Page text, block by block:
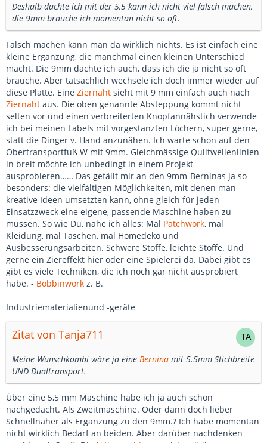
Deshalb dachte ich mit der 5,5 kann ich nicht viel falsch machen,
die 9mm brauche ich momentan nicht so oft.
Falsch machen kann man da wirklich nichts. Es ist einfach eine
kleine Ergänzung, die manchmal einen kleinen Unterschied
macht. Die 9mm dachte ich auch, dass ich die ja nicht so oft
brauche. Aber tatsächlich wechsele ich doch immer wieder auf
diese Platte. Eine Ziernaht sieht mit 9 mm einfach auch nach
Ziernaht aus. Die oben genannte Absteppung kommt nicht
selten vor und einen verbreiterten Knopfannähstich verwende
ich bei meinen Labels mit vorgestanzten Löchern, super gerne,
statt die Dinger v. Hand anzunähen. Ich warte schon auf den
Obertransportfuß W mit 9mm. Gleichmässige Quiltwellenlinien
in breit möchte ich unbedingt in einem Projekt
ausprobieren…… Das gefällt mir an den 9mm-Berninas ja so
besonders: die vielfältigen Möglichkeiten, mit denen man
kreative Ideen umsetzten kann, ohne gleich für jeden
Einsatzzweck eine eigene, passende Maschine haben zu
müssen. So wie Du, nähe ich alles: Mal Patchwork, mal
Kleidung, mal Taschen, mal Homedeko und
Ausbesserungsarbeiten. Schwere Stoffe, leichte Stoffe. Und
gerne ein Ziereffekt hier oder eine Spielerei da. Dabei gibt es
gibt es viele Techniken, die ich noch gar nicht ausprobiert
habe. - Bobbinwork z. B.
Industriematerialienund -geräte
Zitat von Tanja711
Meine Wunschkombi wäre ja eine Bernina mit 5.5mm Stichbreite
UND Dualtransport.
Über eine 5,5 mm Maschine habe ich ja auch schon
nachgedacht. Als Zweitmaschine. Oder dann doch lieber
Schnellnäher als Ergänzung zu den 9mm.? Ich habe momentan
nicht wirklich Bedarf an beiden. Aber darüber nachdenken